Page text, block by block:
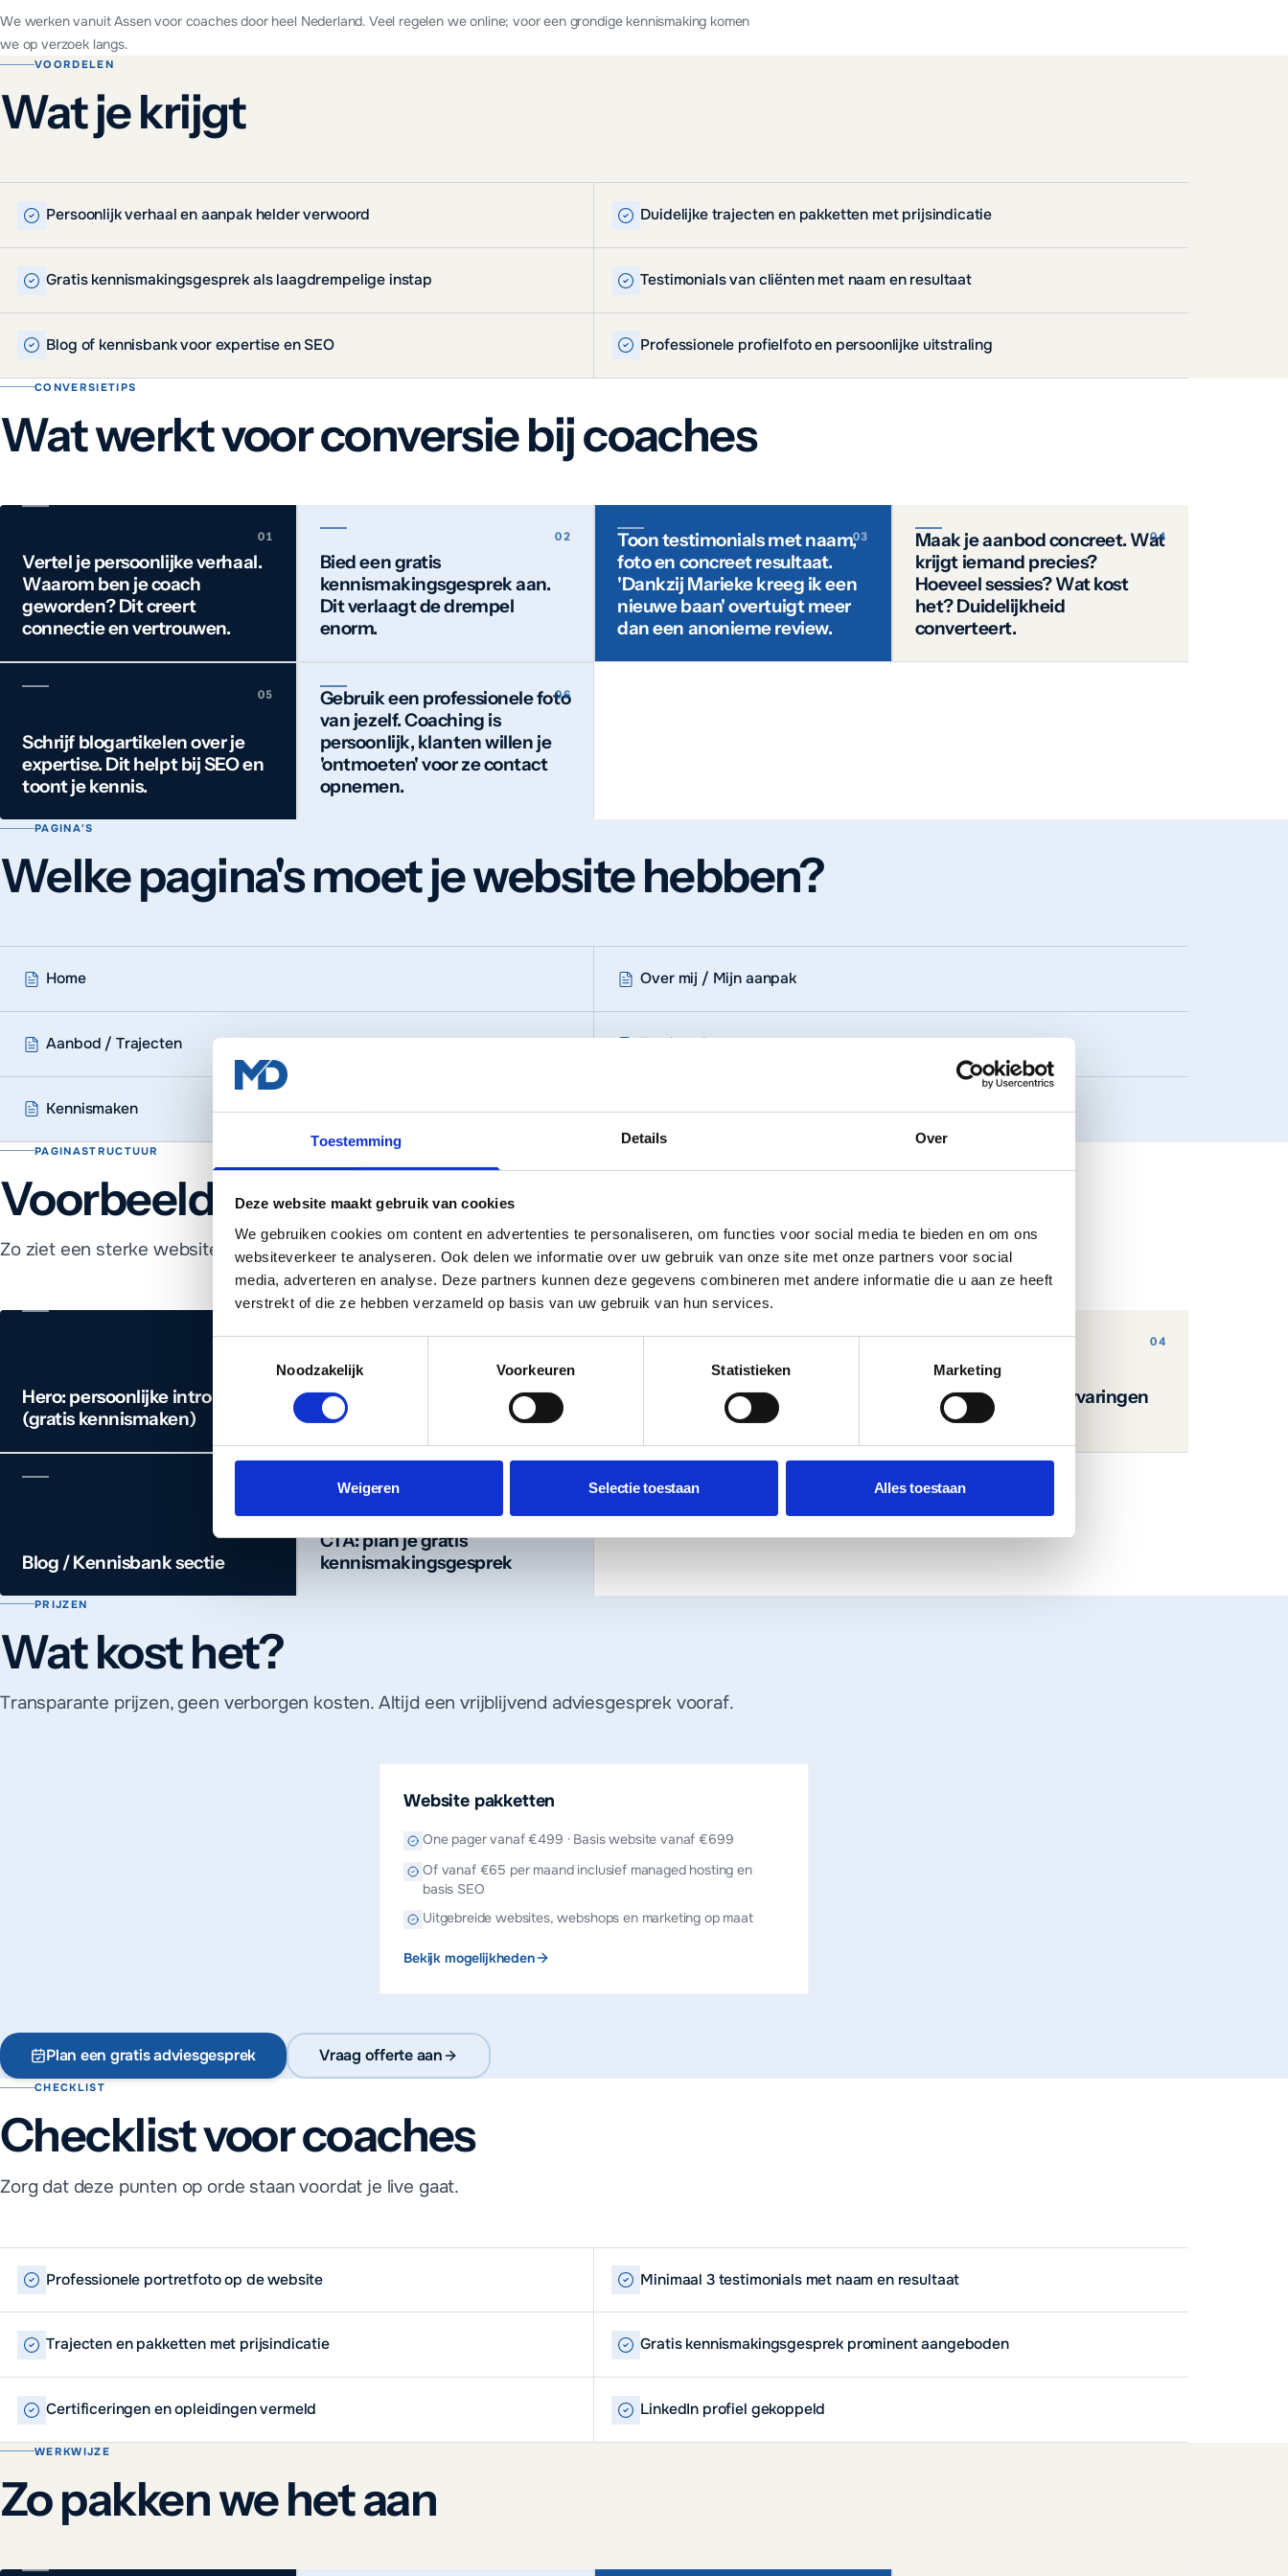
Toestemming Details Over
Deze website maakt gebruik van cookies
We gebruiken cookies om content en advertenties te personaliseren, om functies voor social media te bieden en om ons
websiteverkeer te analyseren. Ook delen we informatie over uw gebruik van onze site met onze partners voor social
media, adverteren en analyse. Deze partners kunnen deze gegevens combineren met andere informatie die u aan ze heeft
verstrekt of die ze hebben verzameld op basis van uw gebruik van hun services.
Noodzakelijk
Voorkeuren Statistieken Marketing
Weigeren Selectie toestaan Alles toestaan
We werken vanuit Assen voor coachesdoor heel Nederland. Veel regelen we online; voor een grondige kennismaking komen
we op verzoek langs.
VOORDELEN
Wat je krijgt
Persoonlijk verhaal en aanpak helder verwoord Duidelijke trajecten en pakketten met prijsindicatie
Gratis kennismakingsgesprek als laagdrempelige instap Testimonials van cliënten met naam en resultaat
Blog of kennisbank voor expertise en SEO Professionele profielfoto en persoonlijke uitstraling
CONVERSIETIPS
Wat werkt voor conversie bij coaches
Vertel je persoonlijke verhaal.
Waarom ben je coach
geworden? Dit creert
connectie en vertrouwen.
Bied een gratis
kennismakingsgesprek aan.
Dit verlaagt de drempel
enorm.
Toon testimonials met naam,
foto en concreet resultaat.
'Dankzij Marieke kreeg ik een
nieuwe baan' overtuigt meer
dan een anonieme review.
Maak je aanbod concreet. Wat
krijgt iemand precies?
Hoeveel sessies? Wat kost
het? Duidelijkheid
converteert.
Schrijf blogartikelen over je
expertise. Dit helpt bij SEO en
toont je kennis.
Gebruik een professionele foto
van jezelf. Coaching is
persoonlijk, klanten willen je
'ontmoeten' voor ze contact
opnemen.
PAGINA'S
Welke pagina's moet je website hebben?
Home Over mij / Mijn aanpak
Aanbod / Trajecten Testimonials
Kennismaken
PAGINASTRUCTUUR
Voorbeeld paginastructuur
Zo ziet een sterke website voor een coach eruit, van boven naar beneden.
Hero: persoonlijke intro + CTA
(gratis kennismaken)
Over mij: verhaal,
achtergrond, certificeringen
Aanbod: 2-3 trajecten met
Testimonials: 3-4 ervaringen
van cliënten
Blog / Kennisbank sectie
CTA: plan je gratis
kennismakingsgesprek
PRIJZEN
Wat kost het?
Transparante prijzen, geen verborgen kosten. Altijd een vrijblijvend adviesgesprek vooraf.
Website pakketten
One pager vanaf €499 · Basis website vanaf €699
Of vanaf €65 per maand inclusief managed hosting en
basis SEO
Uitgebreide websites, webshops en marketing op maat
Bekijk mogelijkheden
Plan een gratis adviesgesprek Vraag offerte aan
CHECKLIST
Checklist voor coaches
Zorg dat deze punten op orde staan voordat je live gaat.
Professionele portretfoto op de website Minimaal 3 testimonials met naam en resultaat
Trajecten en pakketten met prijsindicatie Gratis kennismakingsgesprek prominent aangeboden
Certificeringen en opleidingen vermeld LinkedIn profiel gekoppeld
WERKWIJZE
Zo pakken we het aan